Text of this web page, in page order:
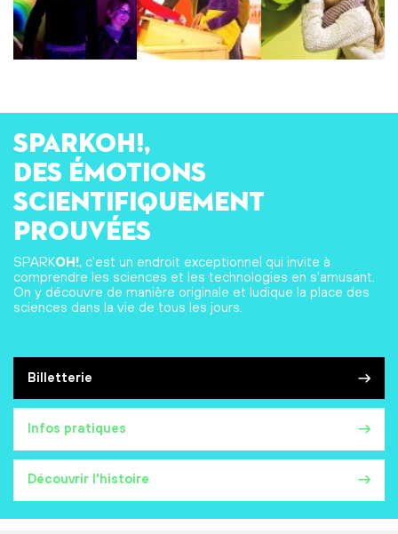
Billetterie
Infos pratiques
Découvrir l'histoire
SPARKOH!,
des émotions
scientifiquement
prouvées
SPARKOH!, c'est un endroit exceptionnel qui invite à
comprendre les sciences et les technologies en s'amusant.
On y découvre de manière originale et ludique la place des
sciences dans la vie de tous les jours.